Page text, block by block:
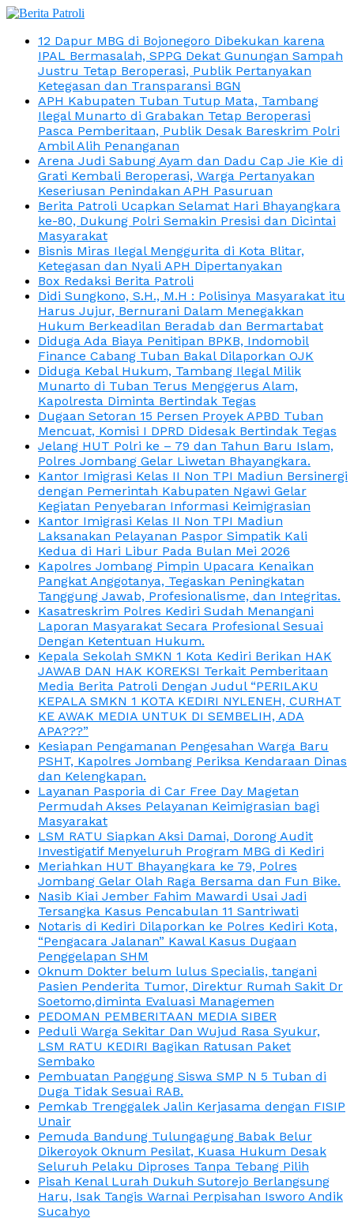
12 Dapur MBG di Bojonegoro Dibekukan karena
IPAL Bermasalah, SPPG Dekat Gunungan Sampah
Justru Tetap Beroperasi, Publik Pertanyakan
Ketegasan dan Transparansi BGN
APH Kabupaten Tuban Tutup Mata, Tambang
Ilegal Munarto di Grabakan Tetap Beroperasi
Pasca Pemberitaan, Publik Desak Bareskrim Polri
Ambil Alih Penanganan
Arena Judi Sabung Ayam dan Dadu Cap Jie Kie di
Grati Kembali Beroperasi, Warga Pertanyakan
Keseriusan Penindakan APH Pasuruan
Berita Patroli Ucapkan Selamat Hari Bhayangkara
ke-80, Dukung Polri Semakin Presisi dan Dicintai
Masyarakat
Bisnis Miras Ilegal Menggurita di Kota Blitar,
Ketegasan dan Nyali APH Dipertanyakan
Box Redaksi Berita Patroli
Didi Sungkono, S.H., M.H : Polisinya Masyarakat itu
Harus Jujur, Bernurani Dalam Menegakkan
Hukum Berkeadilan Beradab dan Bermartabat
Diduga Ada Biaya Penitipan BPKB, Indomobil
Finance Cabang Tuban Bakal Dilaporkan OJK
Diduga Kebal Hukum, Tambang Ilegal Milik
Munarto di Tuban Terus Menggerus Alam,
Kapolresta Diminta Bertindak Tegas
Dugaan Setoran 15 Persen Proyek APBD Tuban
Mencuat, Komisi I DPRD Didesak Bertindak Tegas
Jelang HUT Polri ke – 79 dan Tahun Baru Islam,
Polres Jombang Gelar Liwetan Bhayangkara.
Kantor Imigrasi Kelas II Non TPI Madiun Bersinergi
dengan Pemerintah Kabupaten Ngawi Gelar
Kegiatan Penyebaran Informasi Keimigrasian
Kantor Imigrasi Kelas II Non TPI Madiun
Laksanakan Pelayanan Paspor Simpatik Kali
Kedua di Hari Libur Pada Bulan Mei 2026
Kapolres Jombang Pimpin Upacara Kenaikan
Pangkat Anggotanya, Tegaskan Peningkatan
Tanggung Jawab, Profesionalisme, dan Integritas.
Kasatreskrim Polres Kediri Sudah Menangani
Laporan Masyarakat Secara Profesional Sesuai
Dengan Ketentuan Hukum.
Kepala Sekolah SMKN 1 Kota Kediri Berikan HAK
JAWAB DAN HAK KOREKSI Terkait Pemberitaan
Media Berita Patroli Dengan Judul “PERILAKU
KEPALA SMKN 1 KOTA KEDIRI NYLENEH, CURHAT
KE AWAK MEDIA UNTUK DI SEMBELIH, ADA
APA???”
Kesiapan Pengamanan Pengesahan Warga Baru
PSHT, Kapolres Jombang Periksa Kendaraan Dinas
dan Kelengkapan.
Layanan Pasporia di Car Free Day Magetan
Permudah Akses Pelayanan Keimigrasian bagi
Masyarakat
LSM RATU Siapkan Aksi Damai, Dorong Audit
Investigatif Menyeluruh Program MBG di Kediri
Meriahkan HUT Bhayangkara ke 79, Polres
Jombang Gelar Olah Raga Bersama dan Fun Bike.
Nasib Kiai Jember Fahim Mawardi Usai Jadi
Tersangka Kasus Pencabulan 11 Santriwati
Notaris di Kediri Dilaporkan ke Polres Kediri Kota,
“Pengacara Jalanan” Kawal Kasus Dugaan
Penggelapan SHM
Oknum Dokter belum lulus Specialis, tangani
Pasien Penderita Tumor, Direktur Rumah Sakit Dr
Soetomo,diminta Evaluasi Managemen
PEDOMAN PEMBERITAAN MEDIA SIBER
Peduli Warga Sekitar Dan Wujud Rasa Syukur,
LSM RATU KEDIRI Bagikan Ratusan Paket
Sembako
Pembuatan Panggung Siswa SMP N 5 Tuban di
Duga Tidak Sesuai RAB.
Pemkab Trenggalek Jalin Kerjasama dengan FISIP
Unair
Pemuda Bandung Tulungagung Babak Belur
Dikeroyok Oknum Pesilat, Kuasa Hukum Desak
Seluruh Pelaku Diproses Tanpa Tebang Pilih
Pisah Kenal Lurah Dukuh Sutorejo Berlangsung
Haru, Isak Tangis Warnai Perpisahan Isworo Andik
Sucahyo